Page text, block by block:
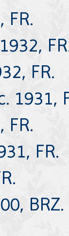
FR.
FR.
1931,
FR.
FR.
BRZ.